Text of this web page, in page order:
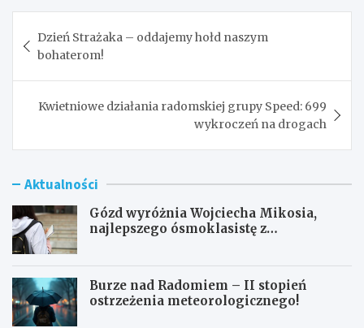
wpisu
Dzień Strażaka – oddajemy hołd naszym
bohaterom!
Kwietniowe działania radomskiej grupy Speed: 699
wykroczeń na drogach
Aktualności
Gózd wyróżnia Wojciecha Mikosia,
najlepszego ósmoklasistę z
Burze nad Radomiem – II stopień
ostrzeżenia meteorologicznego!